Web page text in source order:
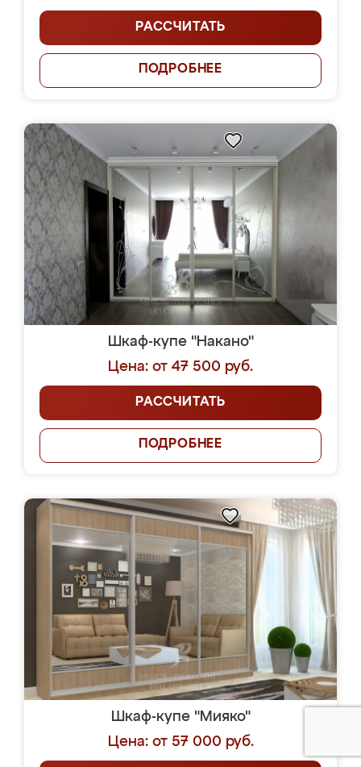
РАССЧИТАТЬ
ПОДРОБНЕЕ
Шкаф-купе "Накано"
Цена: от 47 500 руб.
РАССЧИТАТЬ
ПОДРОБНЕЕ
Шкаф-купе "Мияко"
Цена: от 57 000 руб.